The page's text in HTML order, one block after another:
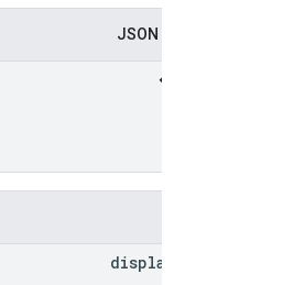
display